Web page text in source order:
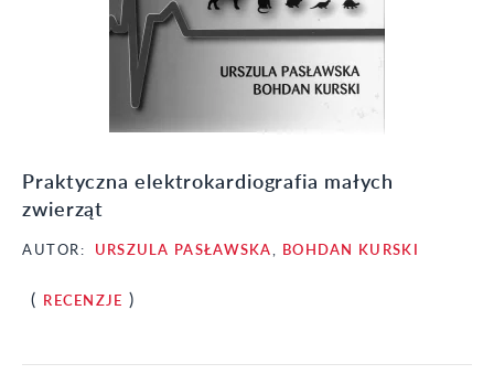
Praktyczna elektrokardiografia małych
zwierząt
AUTOR: URSZULA PASŁAWSKA BOHDAN KURSKI
( RECENZJE )